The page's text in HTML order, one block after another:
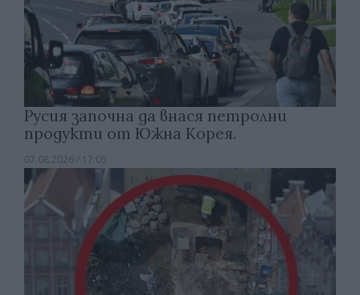
Русия започна да внася петролни
продукти от Южна Корея.
07.08.2026 / 17:05